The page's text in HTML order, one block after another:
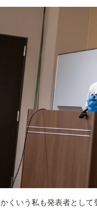
かくいう私も発表者とし